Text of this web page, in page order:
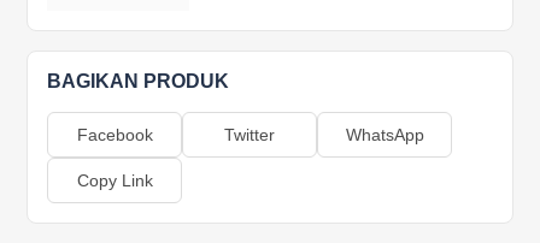
BAGIKAN PRODUK
Facebook Twitter WhatsApp
Copy Link